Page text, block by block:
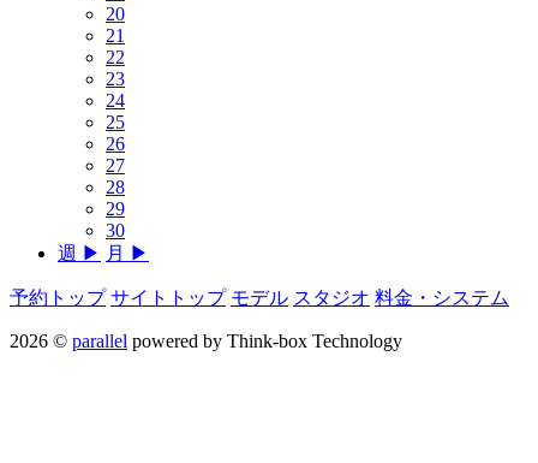
20
21
22
23
24
25
26
27
28
29
30
週 ▶︎ 月 ▶︎
予約トップ サイトトップ モデル スタジオ 料金・システム
2026 © parallel powered by Think-box Technology